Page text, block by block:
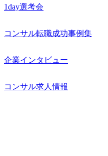
1day選考会
コンサル転職成功事例集
企業インタビュー
コンサル求人情報